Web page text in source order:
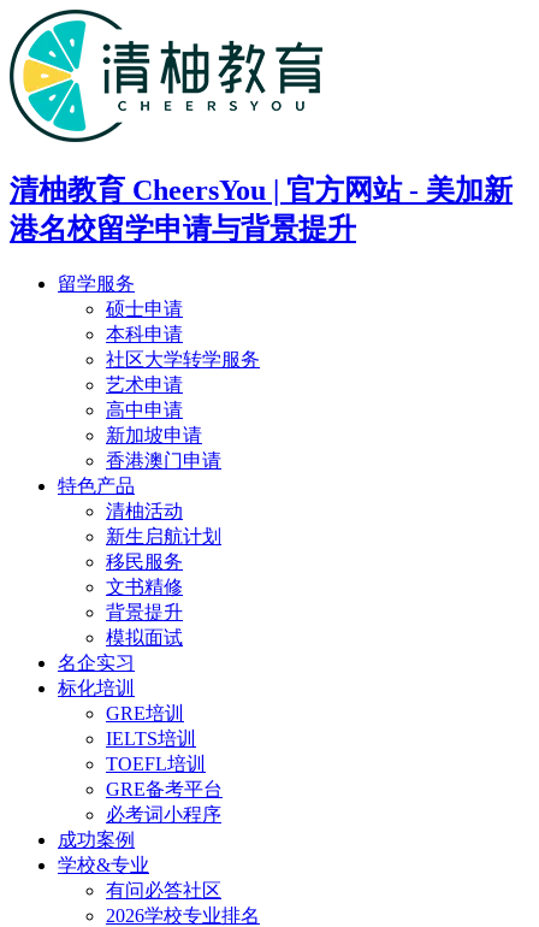
清柚教育 CheersYou | 官方网站 - 美加新
港名校留学申请与背景提升
留学服务
硕士申请
本科申请
社区大学转学服务
艺术申请
高中申请
新加坡申请
香港澳门申请
特色产品
清柚活动
新生启航计划
移民服务
文书精修
背景提升
模拟面试
名企实习
标化培训
GRE培训
IELTS培训
TOEFL培训
GRE备考平台
必考词小程序
成功案例
学校&专业
有问必答社区
2026学校专业排名